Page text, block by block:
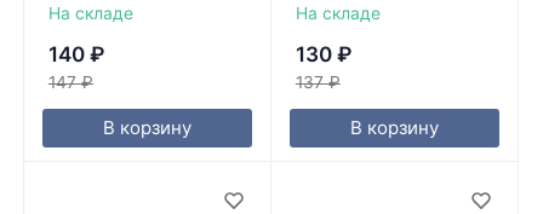
На складе
140 ₽
147 ₽
В корзину
На складе
130 ₽
137 ₽
В корзину